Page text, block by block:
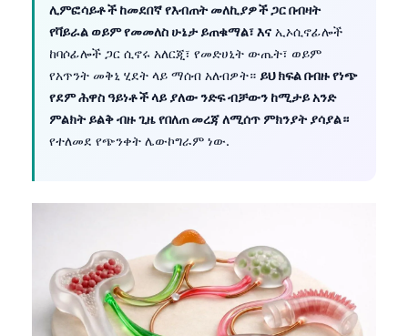
ሊምፎሳይቶች ከመደበኛ የእብጠት መለኪያዎች ጋር በብዛት
የቫይራል ወይም የመመለስ ሁኔታ ይጠቁማል፣ እና ኢኦሲኖፊሎች
ከባሶፊሎች ጋር ሲኖሩ አለርጂ፣ የመድሀኒት ውጤት፣ ወይም
የአጥንት መቅኒ ሂደት ላይ ማሰብ አለብዎት። ይህ ክፍል በብዙ የነጭ
የደም ሕዋስ ዓይነቶች ላይ ያለው ንድፍ ብቻውን ከሚታይ አንድ
ምልክት ይልቅ ብዙ ጊዜ የበለጠ መረጃ ለሚሰጥ ምክንያት ያሳያል።
የተለመደ የጭንቀት ሌውኮግራም ነው.
Tagalog
ไทย
ဗမာစာ
O‘zbekcha
Català
Қазақ тілі
Suomi
Hrvatski